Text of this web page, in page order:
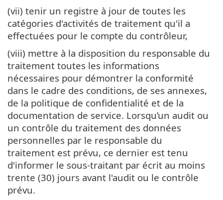
(vii) tenir un registre à jour de toutes les
catégories d'activités de traitement qu'il a
effectuées pour le compte du contrôleur,
(viii) mettre à la disposition du responsable du
traitement toutes les informations
nécessaires pour démontrer la conformité
dans le cadre des conditions, de ses annexes,
de la politique de confidentialité et de la
documentation de service. Lorsqu’un audit ou
un contrôle du traitement des données
personnelles par le responsable du
traitement est prévu, ce dernier est tenu
d'informer le sous-traitant par écrit au moins
trente (30) jours avant l'audit ou le contrôle
prévu.